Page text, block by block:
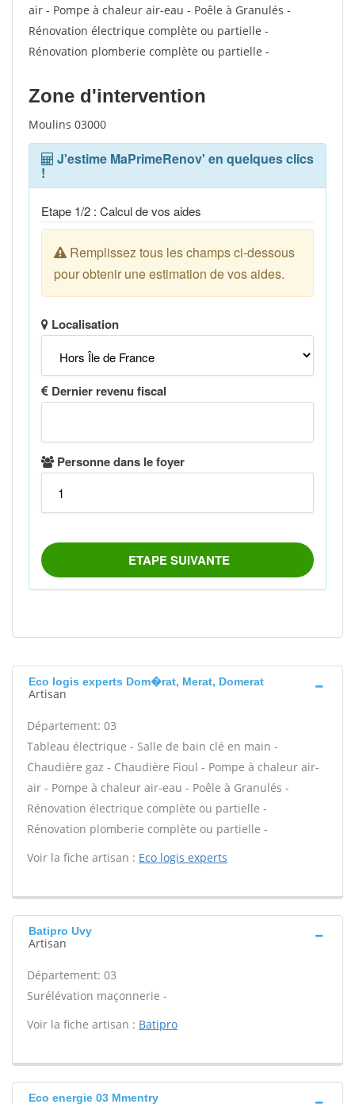
air - Pompe à chaleur air-eau - Poêle à Granulés -
Rénovation électrique complète ou partielle -
Rénovation plomberie complète ou partielle -
Zone d'intervention
Moulins 03000
Eco logis experts Dom�rat, Merat, Domerat
Artisan
Département: 03
Tableau électrique - Salle de bain clé en main -
Chaudière gaz - Chaudière Fioul - Pompe à chaleur air-
air - Pompe à chaleur air-eau - Poêle à Granulés -
Rénovation électrique complète ou partielle -
Rénovation plomberie complète ou partielle -
Voir la fiche artisan : Eco logis experts
Batipro Uvy
Artisan
Département: 03
Surélévation maçonnerie -
Voir la fiche artisan : Batipro
Eco energie 03 Mmentry